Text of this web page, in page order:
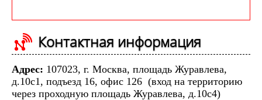
Контактная информация
Адрес: 107023, г. Москва, площадь Журавлева,
д.10с1, подъезд 16, офис 126 (вход на территорию
через проходную площадь Журавлева, д.10с4)